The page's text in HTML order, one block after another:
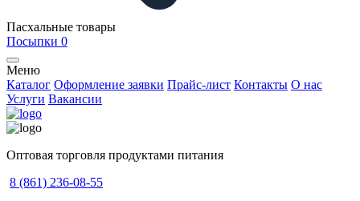
Пасхальные товары
Посыпки 0
Меню
Каталог Оформление заявки Прайс-лист Контакты О нас
Услуги Вакансии
Оптовая торговля продуктами питания
8 (861) 236-08-55